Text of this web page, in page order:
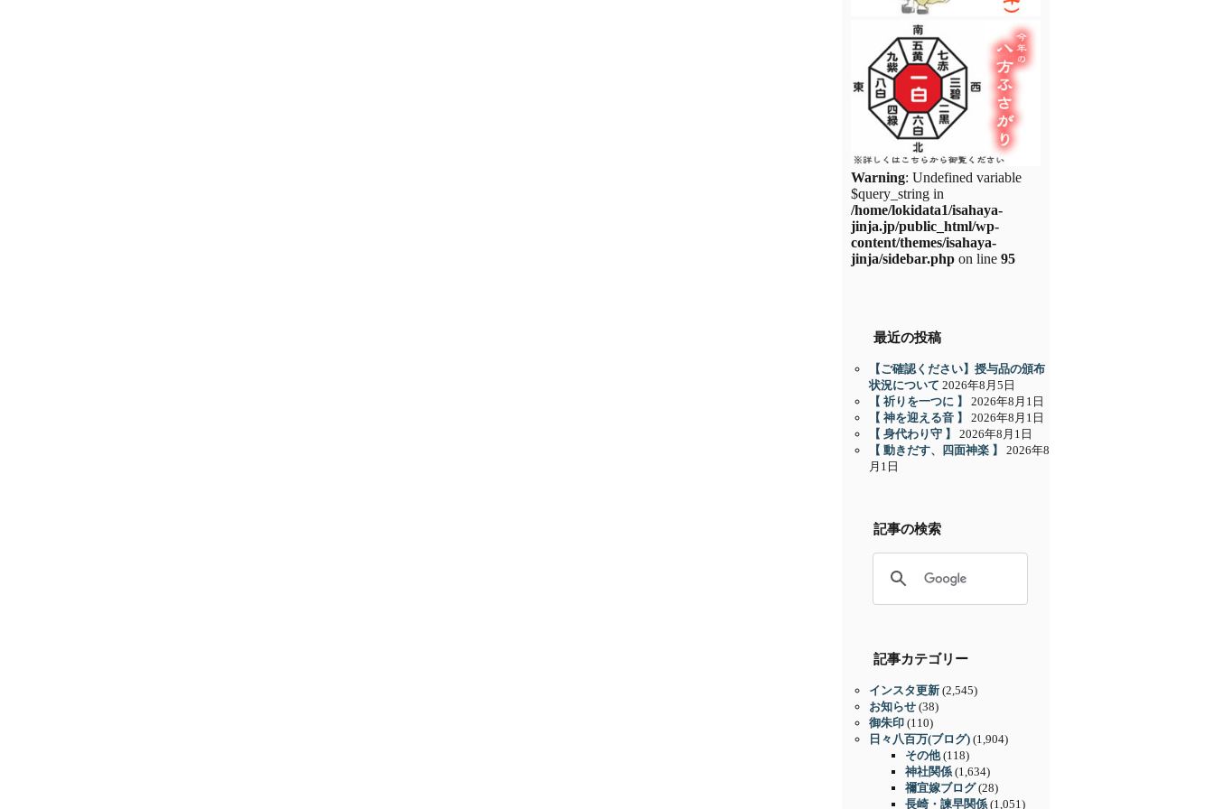
Warning: Undefined variable
$query_string in
/home/lokidata1/isahaya-
jinja.jp/public_html/wp-
content/themes/isahaya-
jinja/sidebar.php on line 95
最近の投稿
【ご確認ください】授与品の頒布
状況について 2026年8月5日
【 祈りを一つに 】
2026年8月1日
【 神を迎える音 】
2026年8月1日
【 身代わり守 】
2026年8月1日
【 動きだす、四面神楽 】
2026年8
月1日
記事の検索
記事カテゴリー
インスタ更新 (2,545)
お知らせ (38)
御朱印 (110)
日々八百万(ブログ) (1,904)
その他(118)
神社関係 (1,634)
禰宜嫁ブログ(28)
長崎・諫早関係 (1,051)